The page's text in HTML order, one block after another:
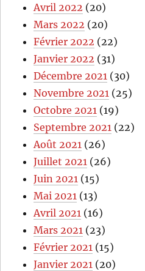
Avril 2022 (20)
Mars 2022 (20)
Février 2022 (22)
Janvier 2022 (31)
Décembre 2021 (30)
Novembre 2021 (25)
Octobre 2021 (19)
Septembre 2021 (22)
Août 2021 (26)
Juillet 2021 (26)
Juin 2021 (15)
Mai 2021 (13)
Avril 2021 (16)
Mars 2021 (23)
Février 2021 (15)
Janvier 2021 (20)